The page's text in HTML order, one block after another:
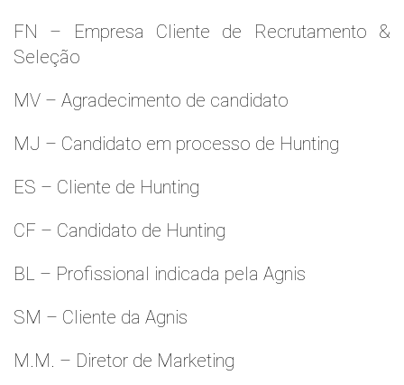
FN – Empresa Cliente de Recrutamento &
Seleção
MV – Agradecimento de candidato
MJ – Candidato em processo de Hunting
ES – Cliente de Hunting
CF – Candidato de Hunting
BL – Profissional indicada pela Agnis
SM – Cliente da Agnis
M.M. – Diretor de Marketing